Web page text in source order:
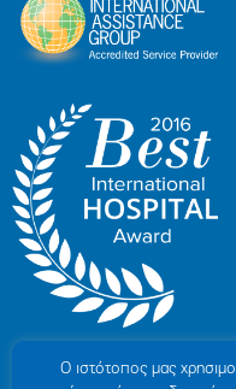
Ο ιστότοπoς μας